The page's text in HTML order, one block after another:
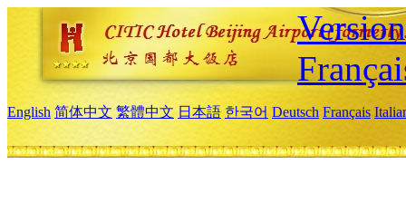
English 简体中文 繁體中文 日本語 한국어 Deutsch Français